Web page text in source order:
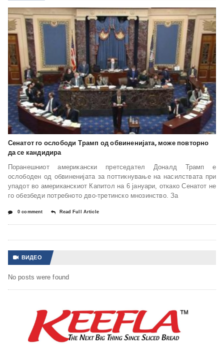
Сенатот го ослободи Трамп од обвиненијата, може повторно
да се кандидира
Поранешниот американски претседател Доналд Трамп е
ослободен од обвиненијата за поттикнување на насилствата при
упадот во американскиот Капитол на 6 јануари, откако Сенатот не
го обезбеди потребното дво-третинско мнозинство. За
0 comment Read Full Article
ВИДЕО
No posts were found